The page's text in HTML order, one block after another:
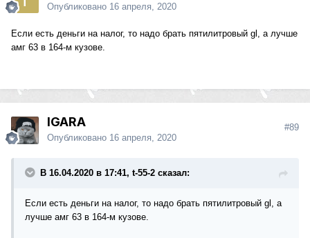
Опубликовано 16 апреля, 2020
Если есть деньги на налог, то надо брать пятилитровый gl, а лучше
амг 63 в 164-м кузове.
IGARA
Опубликовано 16 апреля, 2020
#89
В 16.04.2020 в 17:41, t-55-2 сказал:
Если есть деньги на налог, то надо брать пятилитровый gl, а
лучше амг 63 в 164-м кузове.